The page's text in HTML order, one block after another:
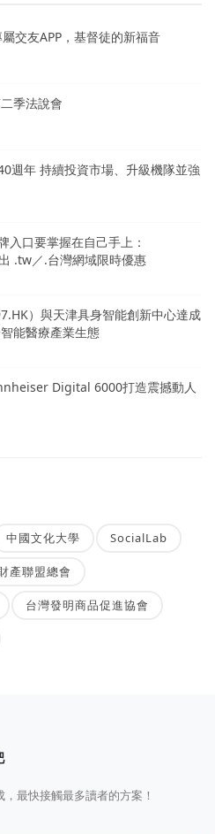
交友APP，基督徒的新福音
季法說會
週年 持續投資市場、升級機隊並強
入口要掌握在自己手上：
.tw／.台灣網域限時優惠
）與天津具身智能創新中心達成
能醫療產業生態
Digital 6000打造震撼動人
中國文化大學 SocialLab
產聯盟總會
台灣發明商品促進協會
最快接觸最多讀者的方案！